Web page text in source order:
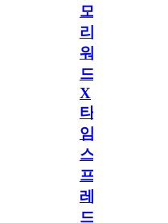
모
리
워
드
X
타
임
스
프
레
드]